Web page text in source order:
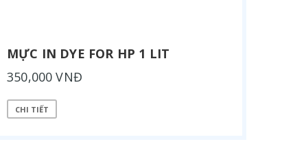
MỰC IN DYE FOR HP 1 LIT
350,000 VNĐ
CHI TIẾT